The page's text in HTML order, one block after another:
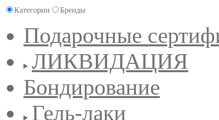
Категории Бренды
Подарочные
ЛИКВИДАЦИЯ
Бондирование
Гель-лаки